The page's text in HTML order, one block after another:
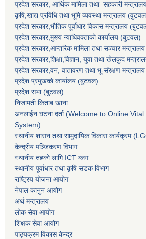
प्रदेश सरकार, आर्थिक मामिला तथा सहकारी
कृषि,खाद्य प्रविधि तथा भूमि व्यवस्था मन्त्रालय
प्रदेश सरकार,भाैतिक पूर्वाधार विकास मन्त्रालय
प्रदेश सरकार,मुख्य न्याधिवक्ताकाे कार्यालय (बुटवल)
प्रदेश सरकार,आन्तरिक मामिला तथा सञ्चार मन्त्रालय
प्रदेश सरकार,शिक्षा,विज्ञान, युवा तथा खेलकुद
प्रदेश सरकार,वन, वातावरण तथा भू-संरक्षण मन्त्रालय
प्रदेश प्रमुखकाे कार्यालय (बुटवल)
प्रदेश सभा (बुटवल)
निजामती किताब खाना
अनलाईन घटना दर्ता (Welcome to Online
System)
स्थानीय शासन तथा सामुदायिक विकास कार्यक्रम
केन्द्रीय पञ्जिकरण विभाग
स्थानीय तहको लागि ICT ब्लग
स्थानीय पूर्वाधार तथा कृषि सडक विभाग
राष्ट्रिय योजना आयोग
नेपाल कानुन आयोग
अर्थ मन्त्रालय
लोक सेवा आयोग
शिक्षक सेवा आयोग
पाठ्यक्रम विकास केन्द्र